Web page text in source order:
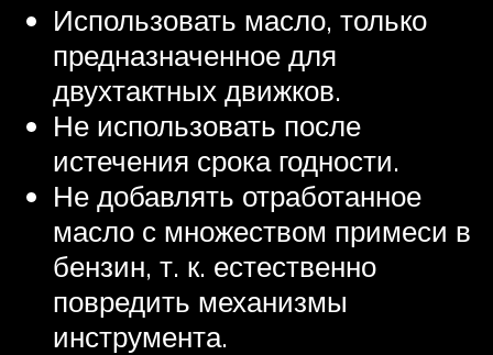
Использовать масло, только
предназначенное для
двухтактных движков.
Не использовать после
истечения срока годности.
Не добавлять отработанное
масло с множеством примеси в
бензин, т. к. естественно
повредить механизмы
инструмента.